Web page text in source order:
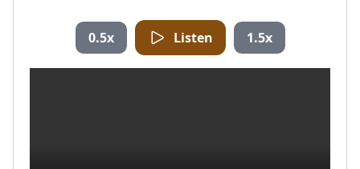
0.5x Listen 1.5x